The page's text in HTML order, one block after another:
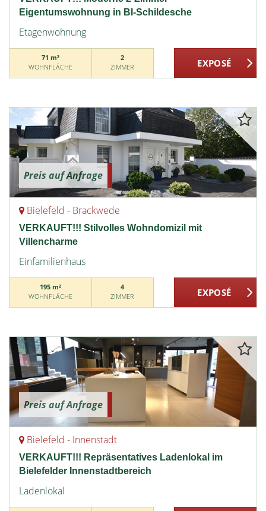
Eigentumswohnung in BI-Schildesche
Etagenwohnung
71 m²
WOHNFLÄCHE
2
ZIMMER
Preis auf Anfrage
Bielefeld - Brackwede
VERKAUFT!!! Stilvolles Wohndomizil mit
Villencharme
Einfamilienhaus
195 m²
WOHNFLÄCHE
4
ZIMMER
Preis auf Anfrage
Bielefeld - Innenstadt
VERKAUFT!!! Repräsentatives Ladenlokal im
Bielefelder Innenstadtbereich
Ladenlokal